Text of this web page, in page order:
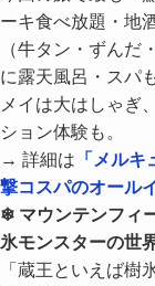
ーキ食べ放題・地
（牛タン・ずんだ
に露天風呂・スパ
メイは大はしゃぎ
ション体験も。
→ 詳細は 「メル
撃コスパのオール
❄ マウンテンフィ
氷モンスターの世
「蔵王といえば樹